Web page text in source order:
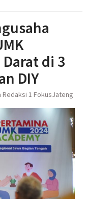
di 3
DIY
Redaksi 1 FokusJateng